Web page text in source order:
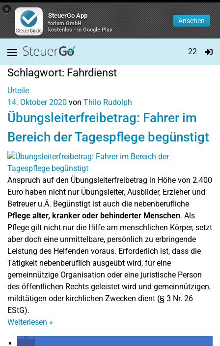
×
SteuerGo App
forium GmbH
kostenlos - In Google Play
Ansehen
22
Schlagwort: Fahrdienst
Urteile
14. Oktober 2020 von Thilo Rudolph
Übungsleiterfreibetrag: Fahrer im
Bereich der Tagespflege begünstigt
Anspruch auf den Übungsleiterfreibetrag in Höhe von 2.400
Euro haben nicht nur Übungsleiter, Ausbilder, Erzieher und
Betreuer u.Ä. Begünstigt ist auch die nebenberufliche
Pflege alter, kranker oder behinderter Menschen. Als
Pflege gilt nicht nur die Hilfe am menschlichen Körper, setzt
aber doch eine unmittelbare, persönlich zu erbringende
Leistung des Helfenden voraus. Erforderlich ist, dass die
Tätigkeit nebenberuflich ausgeübt wird, für eine
gemeinnützige Organisation oder eine juristische Person
des öffentlichen Rechts geleistet wird und gemeinnützigen,
mildtätigen oder kirchlichen Zwecken dient (§ 3 Nr. 26
EStG).
Weiterlesen »